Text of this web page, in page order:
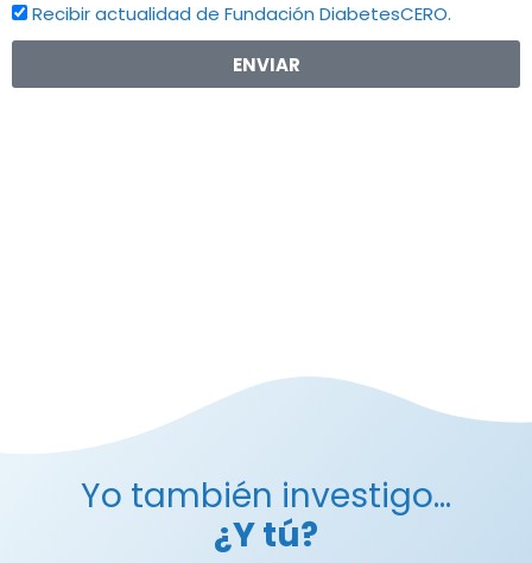
Recibir actualidad de Fundación DiabetesCERO.
ENVIAR
Yo también investigo...
¿Y tú?